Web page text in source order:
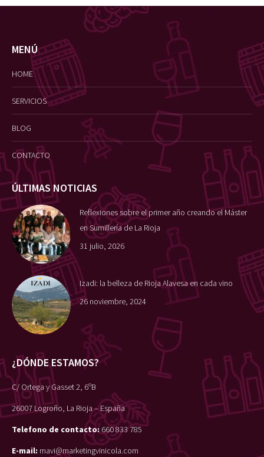
MENÚ
HOME
SERVICIOS
BLOG
CONTACTO
ÚLTIMAS NOTICIAS
Reflexiones sobre el primer año creando el Máster
en Sumillería de La Rioja
31 julio, 2026
Izadi: la belleza de Rioja Alavesa en cada vino
26 noviembre, 2024
¿DÓNDE ESTAMOS?
C/ Ortega y Gasset 2, 6ºB
26007 Logroño, La Rioja – España
Telefono de contacto:660 833 785
E-mail: mavi@marketingvinicola.com